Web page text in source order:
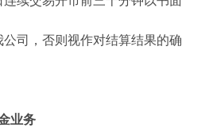
公司，否则视作对结算结果的确
业务